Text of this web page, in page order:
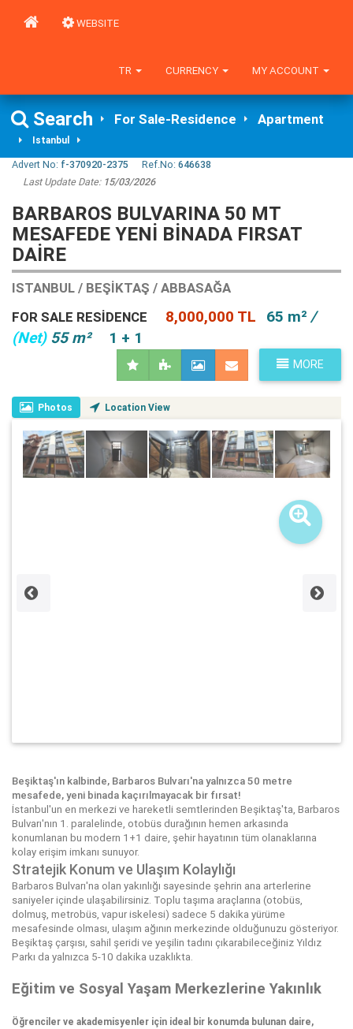
WEBSITE
MY ACCOUNT
CURRENCY
TR
Search For Sale-Residence Apartment
Istanbul
Advert No: f-370920-2375 Ref.No: 646638
Last Update Date: 15/03/2026
BARBAROS BULVARINA 50 MT
MESAFEDE YENI BINADA FIRSAT
DAIRE
ISTANBUL / BEŞIKTAŞ / ABBASAĞA
FOR SALE RESIDENCE
8,000,000 TL 65 m² /
(Net)55 m² 1 + 1
MORE
Photos Location View
Beşiktaş'ın kalbinde, Barbaros Bulvarı'na yalnızca 50 metre
mesafede, yeni binada kaçırılmayacak bir fırsat!
İstanbul'un en merkezi ve hareketli semtlerinden Beşiktaş'ta, Barbaros
Bulvarı'nın 1. paralelinde, otobüs durağının hemen arkasında
konumlanan bu modern 1+1 daire, şehir hayatının tüm olanaklarına
kolay erişim imkanı sunuyor.
Stratejik Konum ve Ulaşım Kolaylığı
Barbaros Bulvarı'na olan yakınlığı sayesinde şehrin ana arterlerine
saniyeler içinde ulaşabilirsiniz. Toplu taşıma araçlarına (otobüs,
dolmuş, metrobüs, vapur iskelesi) sadece 5 dakika yürüme
mesafesinde olması, ulaşım ağının merkezinde olduğunuzu gösteriyor.
Beşiktaş çarşısı, sahil şeridi ve yeşilin tadını çıkarabileceğiniz Yıldız
Parkı da yalnızca 5-10 dakika uzaklıkta.
Eğitim ve Sosyal Yaşam Merkezlerine Yakınlık
Öğrenciler ve akademisyenler için ideal bir konumda bulunan daire,